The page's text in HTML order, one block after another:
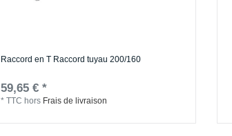
Raccord en T Raccord tuyau 200/160
59,65 € *
*TTC hors Frais de livraison